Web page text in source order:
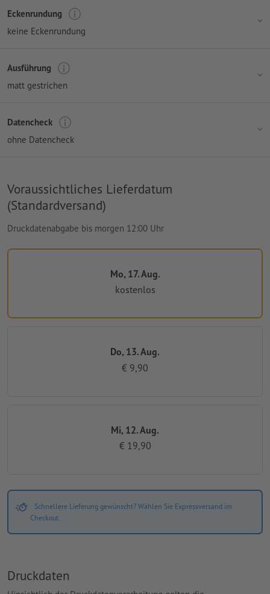
Eckenrundung
keine Eckenrundung
Ausführung
matt gestrichen
Datencheck
ohne Datencheck
Voraussichtliches Lieferdatum
(Standardversand)
Druckdatenabgabe bis morgen 12:00 Uhr
Mo, 17. Aug.
kostenlos
Do, 13. Aug.
€ 9,90
Mi, 12. Aug.
€ 19,90
Schnellere Lieferung gewünscht? Wählen Sie Expressversand im
Checkout.
Druckdaten